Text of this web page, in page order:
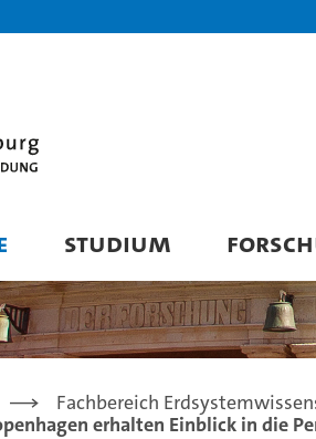
STUDIUM
Fachbereich
erhalten Einblick in die